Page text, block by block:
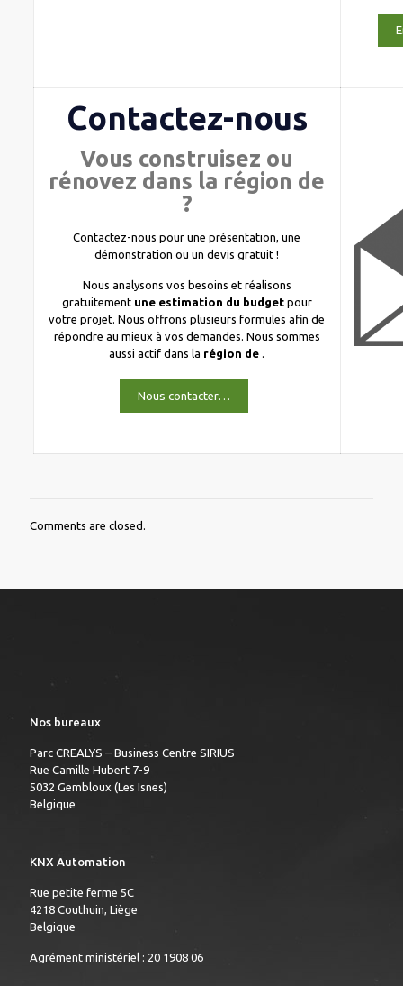
Contactez-nous
Vous construisez ou
rénovez dans la région de
?
Contactez-nous pour une présentation, une
démonstration ou un devis gratuit !
Nous analysons vos besoins et réalisons
gratuitement une estimation du budgetpour
votre projet. Nous offrons plusieurs formules afin de
répondre au mieux à vos demandes. Nous sommes
aussi actif dans la région de .
Nous contacter…
Comments are closed.
Nos bureaux
Parc CREALYS – Business Centre SIRIUS
Rue Camille Hubert 7-9
5032 Gembloux (Les Isnes)
Belgique
KNX Automation
Rue petite ferme 5C
4218 Couthuin, Liège
Belgique
Agrément ministériel : 20 1908 06